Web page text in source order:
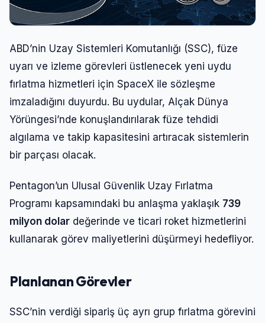
ABD’nin Uzay Sistemleri Komutanlığı (SSC), füze
uyarı ve izleme görevleri üstlenecek yeni uydu
fırlatma hizmetleri için SpaceX ile sözleşme
imzaladığını duyurdu. Bu uydular, Alçak Dünya
Yörüngesi’nde konuşlandırılarak füze tehdidi
algılama ve takip kapasitesini artıracak sistemlerin
bir parçası olacak.
Pentagon’un Ulusal Güvenlik Uzay Fırlatma
Programı kapsamındaki bu anlaşma yaklaşık 739
milyon dolar değerinde ve ticari roket hizmetlerini
kullanarak görev maliyetlerini düşürmeyi hedefliyor.
Planlanan Görevler
SSC’nin verdiği sipariş üç ayrı grup fırlatma görevini